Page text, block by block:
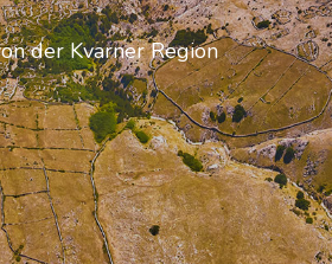
der Kvarner Region